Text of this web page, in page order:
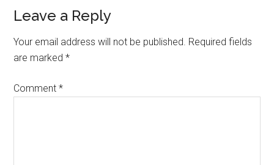
Leave a Reply
Your email address will not be published. Required fields
are marked*
Comment*